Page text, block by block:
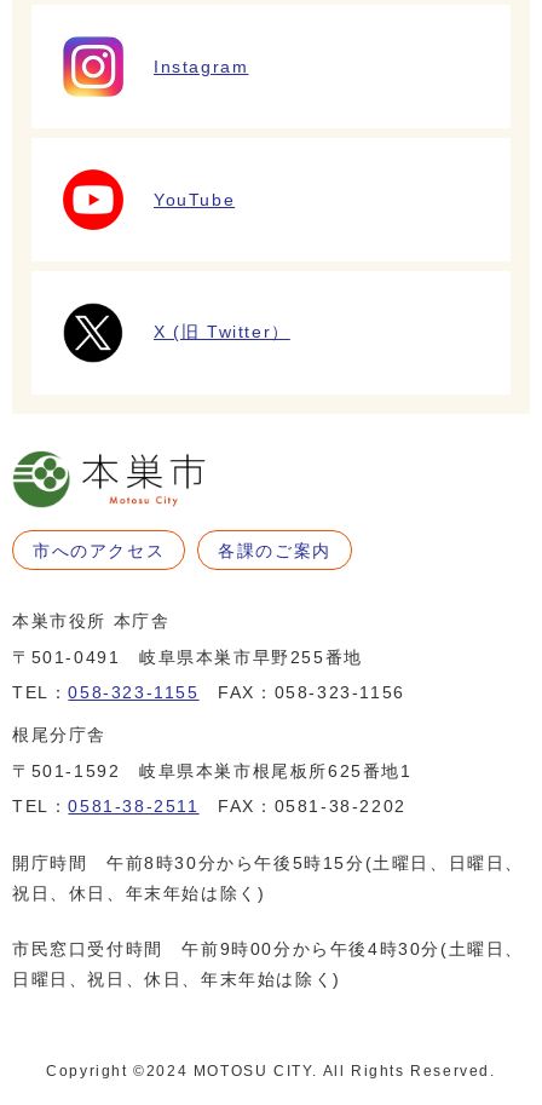
Instagram
YouTube
X (旧 Twitter）
市へのアクセス 各課のご案内
本巣市役所 本庁舎
〒501-0491 岐阜県本巣市早野255番地
TEL：058-323-1155 FAX：058-323-1156
根尾分庁舎
〒501-1592 岐阜県本巣市根尾板所625番地1
TEL：0581-38-2511 FAX：0581-38-2202
開庁時間 午前8時30分から午後5時15分(土曜日、日曜日、
祝日、休日、年末年始は除く)
市民窓口受付時間 午前9時00分から午後4時30分(土曜日、
日曜日、祝日、休日、年末年始は除く)
Copyright ©️2024 MOTOSU CITY. All Rights Reserved.